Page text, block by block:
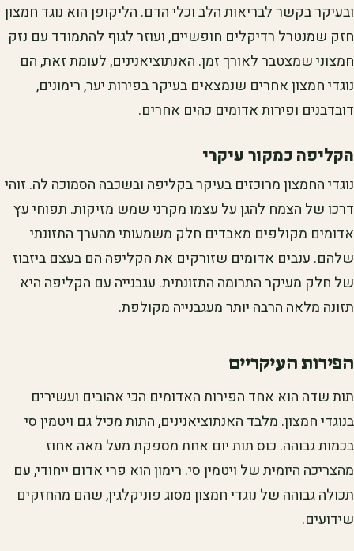
ובעיקר בקשר לבריאות הלב וכלי הדם. הליקופן הוא נוגד חמצון
חזק שמנטרל רדיקלים חופשיים, ועוזר לגוף להתמודד עם נזק
חמצוני שמצטבר לאורך זמן. האנתוציאנינים, לעומת זאת, הם
נוגדי חמצון אחרים שנמצאים בעיקר בפירות יער, רימונים,
דובדבנים ופירות אדומים כהים אחרים.
הקליפה כמקור עיקרי
נוגדי החמצון מרוכזים בעיקר בקליפה ובשכבה הסמוכה לה. זוהי
דרכו של הצמח להגן על עצמו מקרני שמש מזיקות. תפוחי עץ
אדומים מקולפים מאבדים חלק משמעותי מהערך התזונתי
שלהם. ענבים אדומים שזורקים את הקליפה הם בעצם ביזבוז
של חלק מעיקר התרומה התזונתית. עגבנייה עם הקליפה היא
תזונה מלאה הרבה יותר מעגבנייה מקולפת.
הפירות העיקריים
תות שדה הוא אחד הפירות האדומים הכי אהובים ועשירים
בנוגדי חמצון. מלבד האנתוציאנינים, התות מכיל גם ויטמין סי
בכמות גבוהה. כוס תות יום אחת מספקת מעל מאה אחוז
מהצריכה היומית של ויטמין סי. רימון הוא פרי אדום ייחודי, עם
תכולה גבוהה של נוגדי חמצון מסוג פוניקלגין, שהם מהחזקים
שידועים.